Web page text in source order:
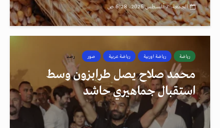
الجمعة، 7 أغسطس 2026، 6:28 ص
رياضة رياضة اوربية رياضة عربية صور رصد
محمد صلاح يصل طرابزون وسط
استقبال جماهيري حاشد